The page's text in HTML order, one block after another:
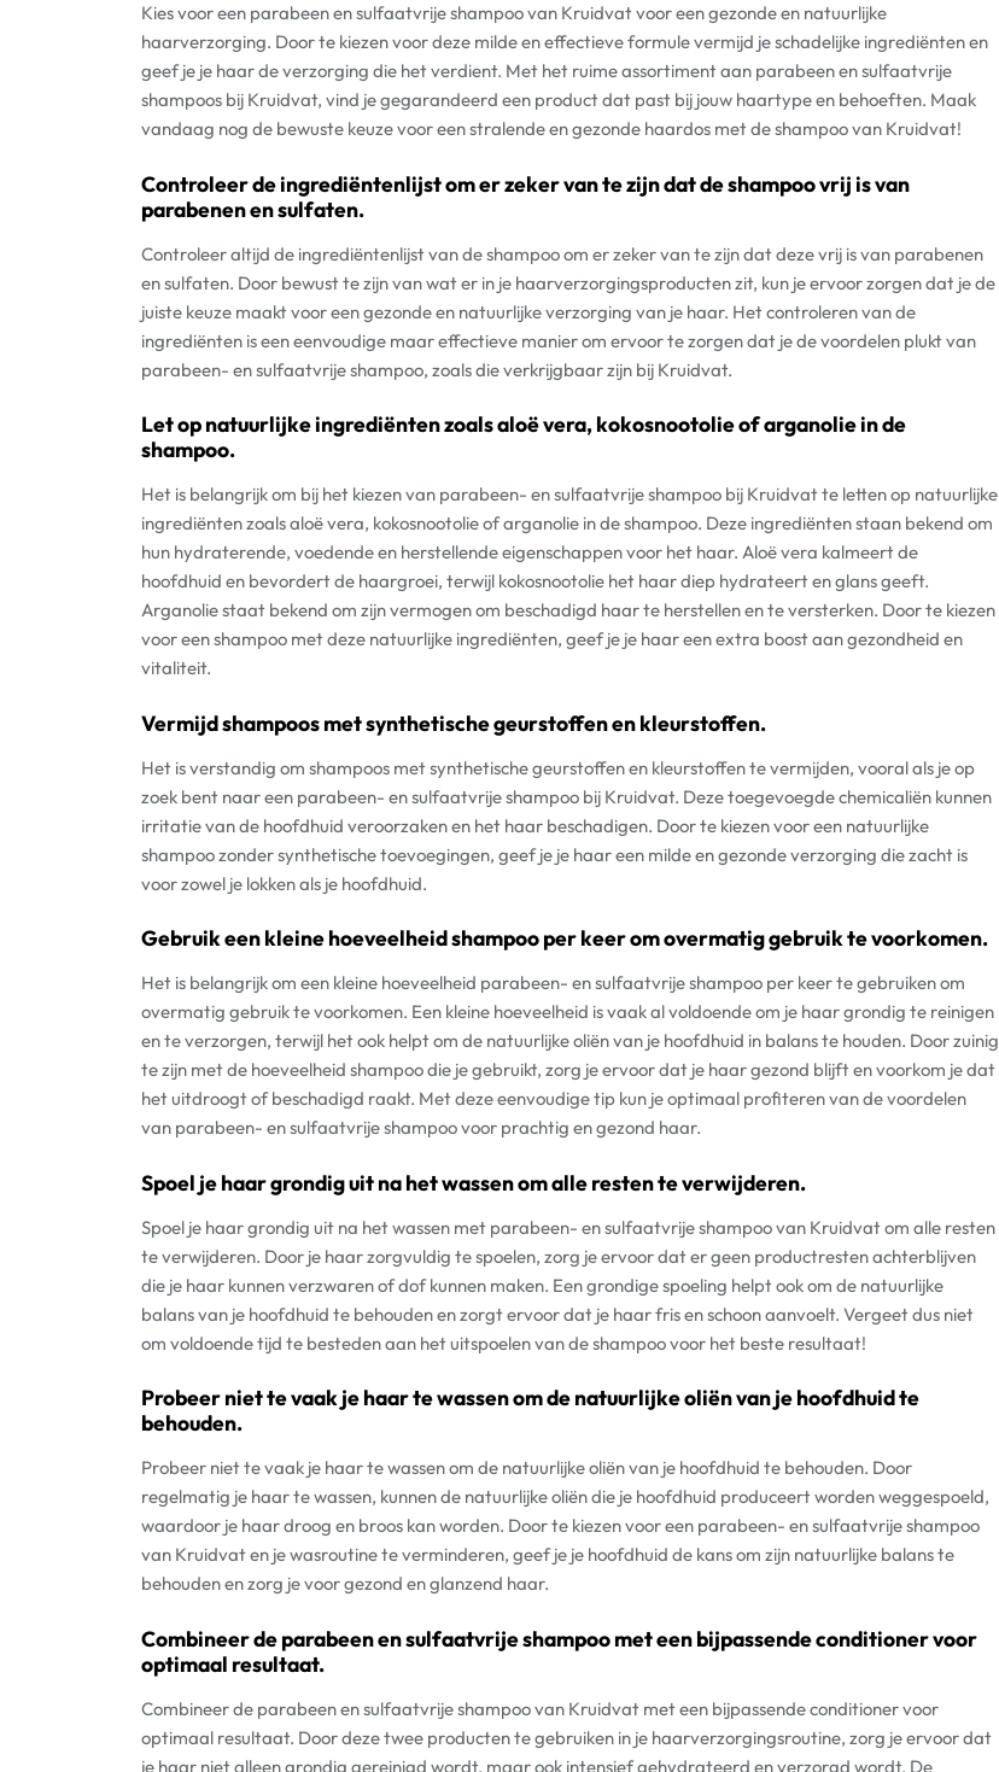
Kies voor een parabeen en sulfaatvrije shampoo van Kruidvat voor een gezonde en natuurlijke
haarverzorging. Door te kiezen voor deze milde en effectieve formule vermijd je schadelijke ingrediënten en
geef je je haar de verzorging die het verdient. Met het ruime assortiment aan parabeen en sulfaatvrije
shampoos bij Kruidvat, vind je gegarandeerd een product dat past bij jouw haartype en behoeften. Maak
vandaag nog de bewuste keuze voor een stralende en gezonde haardos met de shampoo van Kruidvat!
Controleer de ingrediëntenlijst om er zeker van te zijn dat de shampoo vrij is van
parabenen en sulfaten.
Controleer altijd de ingrediëntenlijst van de shampoo om er zeker van te zijn dat deze vrij is van parabenen
en sulfaten. Door bewust te zijn van wat er in je haarverzorgingsproducten zit, kun je ervoor zorgen dat je de
juiste keuze maakt voor een gezonde en natuurlijke verzorging van je haar. Het controleren van de
ingrediënten is een eenvoudige maar effectieve manier om ervoor te zorgen dat je de voordelen plukt van
parabeen- en sulfaatvrije shampoo, zoals die verkrijgbaar zijn bij Kruidvat.
Let op natuurlijke ingrediënten zoals aloë vera, kokosnootolie of arganolie in de
shampoo.
Het is belangrijk om bij het kiezen van parabeen- en sulfaatvrije shampoo bij Kruidvat te letten op natuurlijke
ingrediënten zoals aloë vera, kokosnootolie of arganolie in de shampoo. Deze ingrediënten staan bekend om
hun hydraterende, voedende en herstellende eigenschappen voor het haar. Aloë vera kalmeert de
hoofdhuid en bevordert de haargroei, terwijl kokosnootolie het haar diep hydrateert en glans geeft.
Arganolie staat bekend om zijn vermogen om beschadigd haar te herstellen en te versterken. Door te kiezen
voor een shampoo met deze natuurlijke ingrediënten, geef je je haar een extra boost aan gezondheid en
vitaliteit.
Vermijd shampoos met synthetische geurstoffen en kleurstoffen.
Het is verstandig om shampoos met synthetische geurstoffen en kleurstoffen te vermijden, vooral als je op
zoek bent naar een parabeen- en sulfaatvrije shampoo bij Kruidvat. Deze toegevoegde chemicaliën kunnen
irritatie van de hoofdhuid veroorzaken en het haar beschadigen. Door te kiezen voor een natuurlijke
shampoo zonder synthetische toevoegingen, geef je je haar een milde en gezonde verzorging die zacht is
voor zowel je lokken als je hoofdhuid.
Gebruik een kleine hoeveelheid shampoo per keer om overmatig gebruik te voorkomen.
Het is belangrijk om een kleine hoeveelheid parabeen- en sulfaatvrije shampoo per keer te gebruiken om
overmatig gebruik te voorkomen. Een kleine hoeveelheid is vaak al voldoende om je haar grondig te reinigen
en te verzorgen, terwijl het ook helpt om de natuurlijke oliën van je hoofdhuid in balans te houden. Door zuinig
te zijn met de hoeveelheid shampoo die je gebruikt, zorg je ervoor dat je haar gezond blijft en voorkom je dat
het uitdroogt of beschadigd raakt. Met deze eenvoudige tip kun je optimaal profiteren van de voordelen
van parabeen- en sulfaatvrije shampoo voor prachtig en gezond haar.
Spoel je haar grondig uit na het wassen om alle resten te verwijderen.
Spoel je haar grondig uit na het wassen met parabeen- en sulfaatvrije shampoo van Kruidvat om alle resten
te verwijderen. Door je haar zorgvuldig te spoelen, zorg je ervoor dat er geen productresten achterblijven
die je haar kunnen verzwaren of dof kunnen maken. Een grondige spoeling helpt ook om de natuurlijke
balans van je hoofdhuid te behouden en zorgt ervoor dat je haar fris en schoon aanvoelt. Vergeet dus niet
om voldoende tijd te besteden aan het uitspoelen van de shampoo voor het beste resultaat!
Probeer niet te vaak je haar te wassen om de natuurlijke oliën van je hoofdhuid te
behouden.
Probeer niet te vaak je haar te wassen om de natuurlijke oliën van je hoofdhuid te behouden. Door
regelmatig je haar te wassen, kunnen de natuurlijke oliën die je hoofdhuid produceert worden weggespoeld,
waardoor je haar droog en broos kan worden. Door te kiezen voor een parabeen- en sulfaatvrije shampoo
van Kruidvat en je wasroutine te verminderen, geef je je hoofdhuid de kans om zijn natuurlijke balans te
behouden en zorg je voor gezond en glanzend haar.
Combineer de parabeen en sulfaatvrije shampoo met een bijpassende conditioner voor
optimaal resultaat.
Combineer de parabeen en sulfaatvrije shampoo van Kruidvat met een bijpassende conditioner voor
optimaal resultaat. Door deze twee producten te gebruiken in je haarverzorgingsroutine, zorg je ervoor dat
je haar niet alleen grondig gereinigd wordt, maar ook intensief gehydrateerd en verzorgd wordt. De